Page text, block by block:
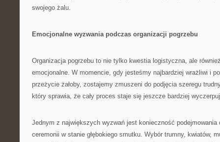
swojego żalu.
Emocjonalne wyzwania podczas organizacji pogrzebu
Organizacja pogrzebu to nie tylko kwestia logistyczna, ale
emocjonalne. W momencie, gdy jesteśmy najbardziej wrażliwi i
przeżycie żałoby, zostajemy zmuszeni do podjęcia szeregu
który sprawia, że cały proces staje się jeszcze bardziej
Jednym z największych wyzwań jest konieczność
ceremonii w stanie głębokiego smutku. Wybór trumny, kwiatów,